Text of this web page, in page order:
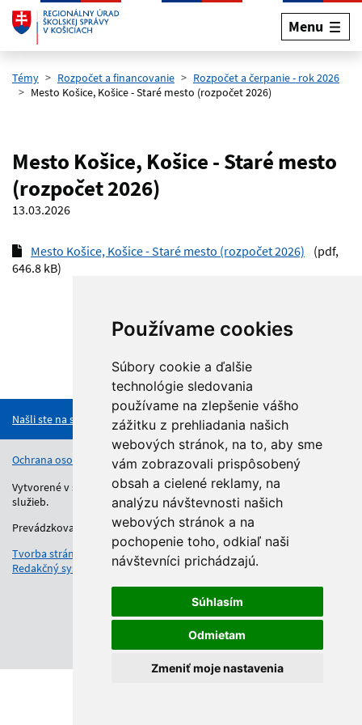
Používame cookies
Súbory cookie a ďalšie
technológie sledovania
používame na zlepšenie vášho
zážitku z prehliadania našich
webových stránok, na to, aby sme
vám zobrazovali prispôsobený
obsah a cielené reklamy, na
analýzu návštevnosti našich
webových stránok a na
pochopenie toho, odkiaľ naši
návštevníci prichádzajú.
Súhlasím
Odmietam
Zmeniť moje nastavenia
Preskočiť na hlavný obsah
Menu
Témy Rozpočet a financovanie
Rozpočet a čerpanie - rok 2026
Mesto Košice, Košice - Staré mesto (rozpočet 2026)
Mesto Košice, Košice - Staré mesto
(rozpočet 2026)
13.03.2026
Mesto Košice, Košice - Staré mesto (rozpočet 2026)
(pdf,
646.8 kB)
Našli ste na stránke chybu?
Ochrana osobných údajov Vyhlásenie o prístupnosti Kontakt
Vytvorené v súlade s Jednotným dizajn manuálom elektronických
služieb.
Prevádzkovateľom služby je Regionálny úrad školskej správy.
Tvorba stránok
: Aglo Solutions
Redakčný systém
: SysCom